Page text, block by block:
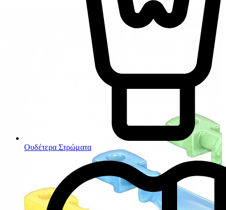
Ουδέτερα Στρώματα